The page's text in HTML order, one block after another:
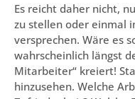
Es reicht daher nicht,
zu stellen oder einmal
versprechen. Wäre es
wahrscheinlich längst
Mitarbeiter“ kreiert!
hinzusehen. Welche